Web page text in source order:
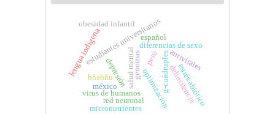
depresión
estudiantes universitariosdiferencias de sexo
salud mental g-cuádruples
virus de humanos
genomas antivirales
delincuencia
perú
lengua indígena
hñähñu
español
red neuronal
obesidad infantil
méxico estrés abiótico
micronutrientesoptimización